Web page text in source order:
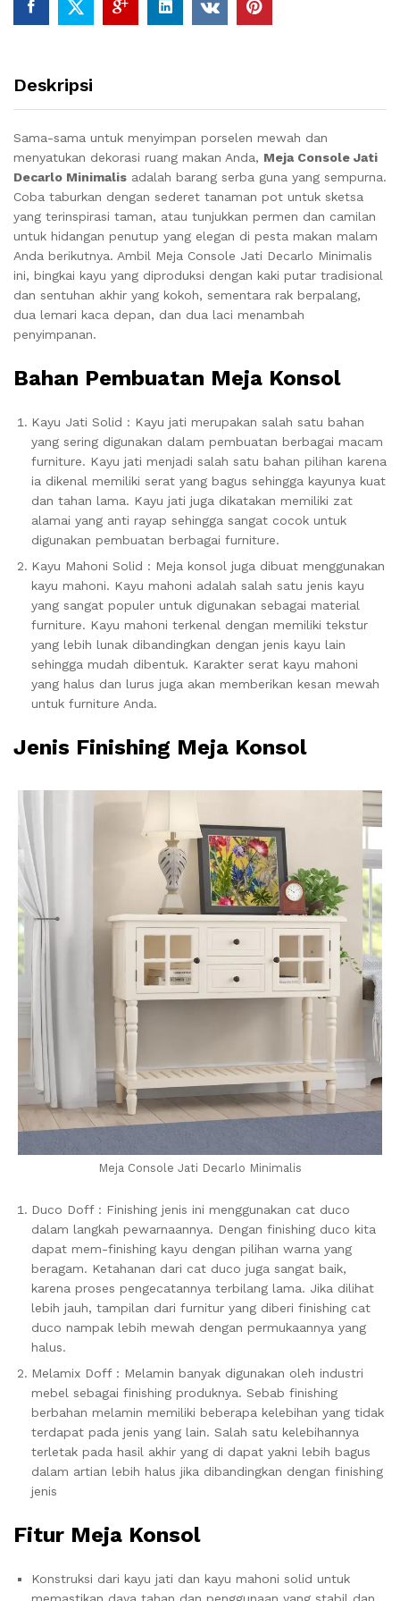
Deskripsi
Sama-sama untuk menyimpan porselen mewah dan
menyatukan dekorasi ruang makan Anda, Meja Console Jati
Decarlo Minimalis adalah barang serba guna yang sempurna.
Coba taburkan dengan sederet tanaman pot untuk sketsa
yang terinspirasi taman, atau tunjukkan permen dan camilan
untuk hidangan penutup yang elegan di pesta makan malam
Anda berikutnya. Ambil Meja Console Jati Decarlo Minimalis
ini, bingkai kayu yang diproduksi dengan kaki putar tradisional
dan sentuhan akhir yang kokoh, sementara rak berpalang,
dua lemari kaca depan, dan dua laci menambah
penyimpanan.
Bahan Pembuatan Meja Konsol
Kayu Jati Solid : Kayu jati merupakan salah satu bahan
yang sering digunakan dalam pembuatan berbagai macam
furniture. Kayu jati menjadi salah satu bahan pilihan karena
ia dikenal memiliki serat yang bagus sehingga kayunya kuat
dan tahan lama. Kayu jati juga dikatakan memiliki zat
alamai yang anti rayap sehingga sangat cocok untuk
digunakan pembuatan berbagai furniture.
Kayu Mahoni Solid : Meja konsol juga dibuat menggunakan
kayu mahoni. Kayu mahoni adalah salah satu jenis kayu
yang sangat populer untuk digunakan sebagai material
furniture. Kayu mahoni terkenal dengan memiliki tekstur
yang lebih lunak dibandingkan dengan jenis kayu lain
sehingga mudah dibentuk. Karakter serat kayu mahoni
yang halus dan lurus juga akan memberikan kesan mewah
untuk furniture Anda.
Jenis Finishing Meja Konsol
Meja Console Jati Decarlo Minimalis
Duco Doff : Finishing jenis ini menggunakan cat duco
dalam langkah pewarnaannya. Dengan finishing duco kita
dapat mem-finishing kayu dengan pilihan warna yang
beragam. Ketahanan dari cat duco juga sangat baik,
karena proses pengecatannya terbilang lama. Jika dilihat
lebih jauh, tampilan dari furnitur yang diberi finishing cat
duco nampak lebih mewah dengan permukaannya yang
halus.
Melamix Doff : Melamin banyak digunakan oleh industri
mebel sebagai finishing produknya. Sebab finishing
berbahan melamin memiliki beberapa kelebihan yang tidak
terdapat pada jenis yang lain. Salah satu kelebihannya
terletak pada hasil akhir yang di dapat yakni lebih bagus
dalam artian lebih halus jika dibandingkan dengan finishing
jenis
Fitur Meja Konsol
Konstruksi dari kayu jati dan kayu mahoni solid untuk